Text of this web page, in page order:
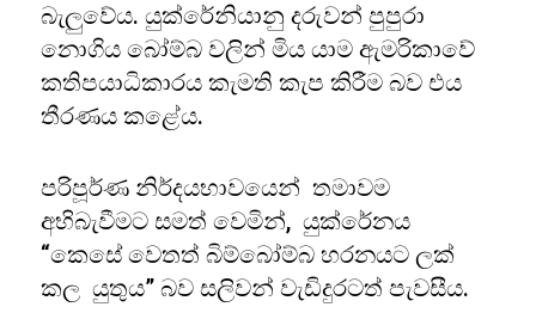
බැලුවේය. යුක්රේනියානු දරුවන් පුපුරා
නොගිය බෝම්බ වලින් මිය යාම ඇමරිකාවේ
කතිපයාධිකාරය කැමති කැප කිරීම බව එය
තීරණය කළේය.
පරිපූර්ණ නිර්දයභාවයෙන් තමාවම
අභිබැවීමට සමත් වෙමින්, යුක්රේනය
“කෙසේ වෙතත් බිම්බෝම්බ හරනයට ලක්
කල යුතුය” බව සලිවන් වැඩිදුරටත් පැවසීය.